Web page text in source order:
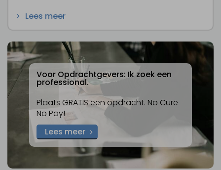
Lees meer
Voor Opdrachtgevers: Ik zoek een
professional.
Plaats GRATIS een opdracht. No Cure
No Pay!
Lees meer